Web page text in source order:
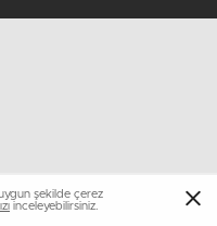
şekilde çerez
inceleyebilirsiniz.